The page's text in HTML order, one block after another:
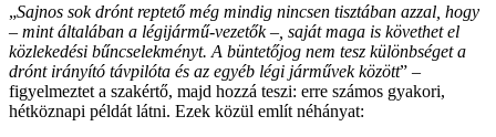
„Sajnos sok drónt reptető még mindig nincsen tisztában azzal, hogy
– mint általában a légijármű-vezetők –, saját maga is követhet el
közlekedési bűncselekményt. A büntetőjog nem tesz különbséget a
drónt irányító távpilóta és az egyéb légi járművek között” –
figyelmeztet a szakértő, majd hozzá teszi: erre számos gyakori,
hétköznapi példát látni. Ezek közül említ néhányat: